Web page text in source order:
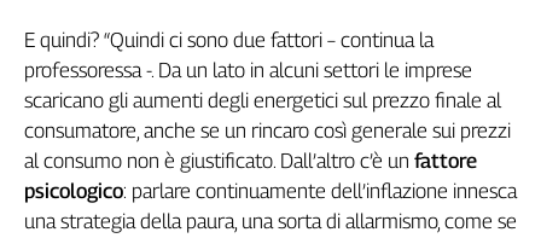
Contatti
La
redazione
Newsletter
E quindi? “Quindi ci sono due fattori – continua la
professoressa -. Da un lato in alcuni settori le imprese
scaricano gli aumenti degli energetici sul prezzo finale al
consumatore, anche se un rincaro così generale sui prezzi
al consumo non è giustificato. Dall’altro c’è un fattore
psicologico: parlare continuamente dell’inflazione innesca
una strategia della paura, una sorta di allarmismo, come se